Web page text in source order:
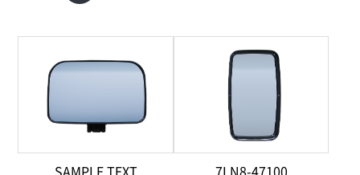
SAMPLE TEXT 7LN8-47100